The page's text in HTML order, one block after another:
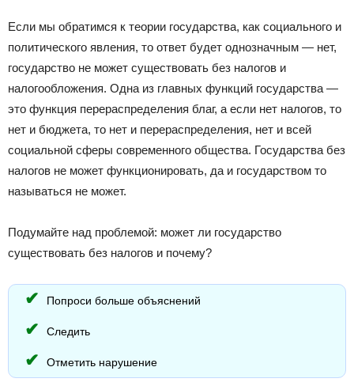
Если мы обратимся к теории государства, как социального и
политического явления, то ответ будет однозначным — нет,
государство не может существовать без налогов и
налогообложения. Одна из главных функций государства —
это функция перераспределения благ, а если нет налогов, то
нет и бюджета, то нет и перераспределения, нет и всей
социальной сферы современного общества. Государства без
налогов не может функционировать, да и государством то
называться не может.
Подумайте над проблемой: может ли государство
существовать без налогов и почему?
Попроси больше объяснений
Следить
Отметить нарушение